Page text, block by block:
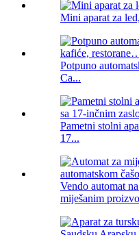
Mini aparat za
Potpuno
Ca...
Pametni stolni
17...
Vendo automat
miješanim